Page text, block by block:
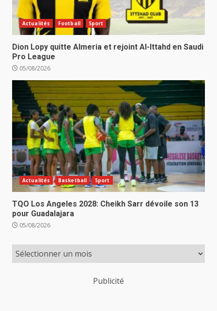
Actualités Football Sport
Dion Lopy quitte Almeria et rejoint Al-Ittahd en Saudi
Pro League
05/08/2026
Actualités Basketball Sport
TQO Los Angeles 2028: Cheikh Sarr dévoile son 13
pour Guadalajara
05/08/2026
Publicité